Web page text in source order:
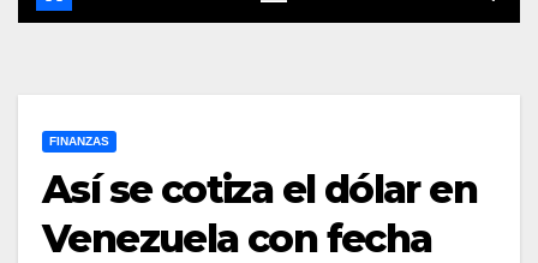
FINANZAS
Así se cotiza el dólar en
Venezuela con fecha